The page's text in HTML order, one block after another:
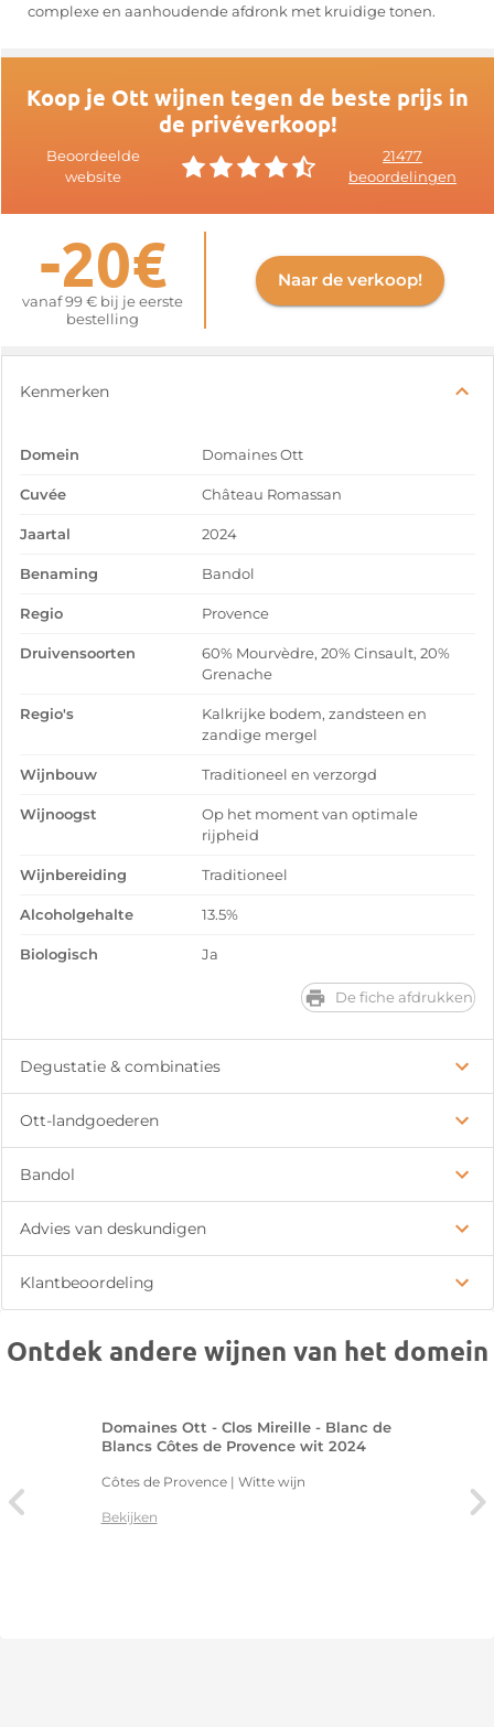
complexe en aanhoudende afdronk met kruidige tonen.
Koop je Ott wijnen tegen de beste prijs in
de privéverkoop!
Beoordeelde
website
21477
beoordelingen
-20€
vanaf 99 € bij je eerste
bestelling
Naar de verkoop!
Kenmerken
Domein Domaines Ott
Cuvée Château Romassan
Jaartal 2024
Benaming Bandol
Regio Provence
Druivensoorten
60% Mourvèdre, 20% Cinsault, 20%
Grenache
Regio's
Kalkrijke bodem, zandsteen en
zandige mergel
Wijnbouw Traditioneel en verzorgd
Wijnoogst
Op het moment van optimale
rijpheid
Wijnbereiding Traditioneel
Alcoholgehalte 13.5%
Biologisch Ja
De fiche afdrukken
Degustatie & combinaties
Ott-landgoederen
Bandol
Advies van deskundigen
Klantbeoordeling
Ontdek andere wijnen van het domein
Domaines Ott - Clos Mireille - Blanc de
Blancs Côtes de Provence wit 2024
Côtes de Provence | Witte wijn
Bekijken